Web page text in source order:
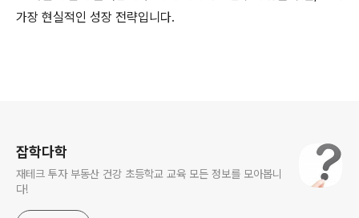
가장 현실적인 성장 전략입니다.
잡학다학
재테크 투자 부동산 건강 초등학교 교육 모든 정보를 모아봅니
다!